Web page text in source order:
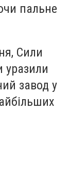
пальне
Сили
уразили
завод у